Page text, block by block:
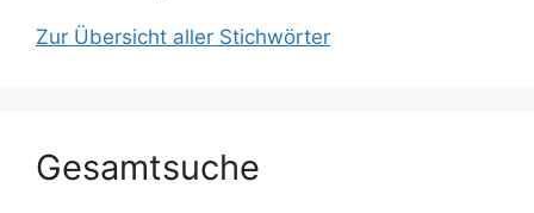
Zur Übersicht aller Stichwörter
Gesamtsuche